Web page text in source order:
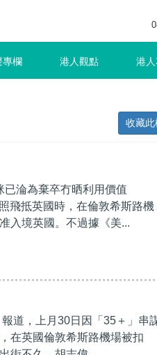
專欄 港人觀點 港
收藏此
淪為棄卒冇晒利用價值
飛抵英國時，在倫敦希斯路機
入境英國。不過據《美...
道，上月30日因「35＋」串
在英國倫敦希斯路機場被扣